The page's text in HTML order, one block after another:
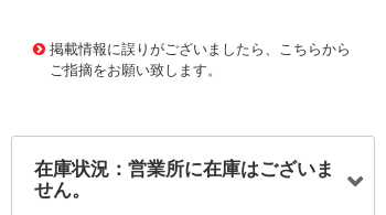
掲載情報に誤りがございましたら、こちらから
ご指摘をお願い致します。
在庫状況：営業所に在庫はございま
せん。